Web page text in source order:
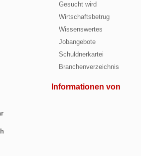
Gesucht wird
Wirtschaftsbetrug
Wissenswertes
Jobangebote
Schuldnerkartei
Branchenverzeichnis
Informationen von